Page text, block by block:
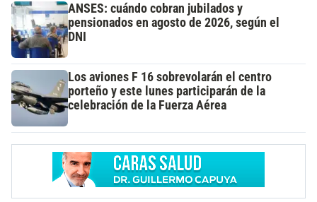
ANSES: cuándo cobran jubilados y
pensionados en agosto de 2026, según el
DNI
Los aviones F 16 sobrevolarán el centro
porteño y este lunes participarán de la
celebración de la Fuerza Aérea